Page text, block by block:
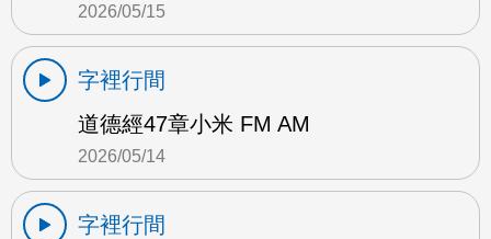
2026/05/15
字裡行間
道德經47章小米 FM AM
2026/05/14
字裡行間